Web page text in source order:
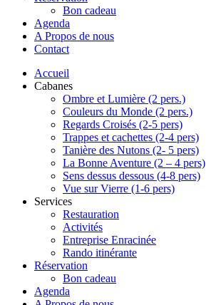
Bon cadeau
Agenda
A Propos de nous
Contact
Accueil
Cabanes
Ombre et Lumière (2 pers.)
Couleurs du Monde (2 pers.)
Regards Croisés (2-5 pers)
Trappes et cachettes (2-4 pers)
Tanière des Nutons (2- 5 pers)
La Bonne Aventure (2 – 4 pers)
Sens dessus dessous (4-8 pers)
Vue sur Vierre (1-6 pers)
Services
Restauration
Activités
Entreprise Enracinée
Rando itinérante
Réservation
Bon cadeau
Agenda